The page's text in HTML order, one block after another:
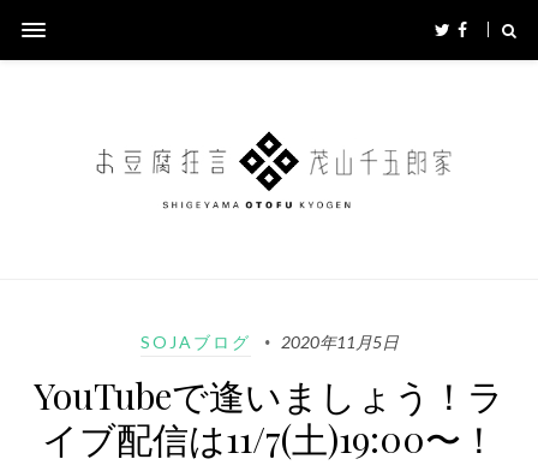
SOJAブログ 2020年11月5日
YouTubeで逢いましょう！ラ
イブ配信は11/7(土)19:00〜！